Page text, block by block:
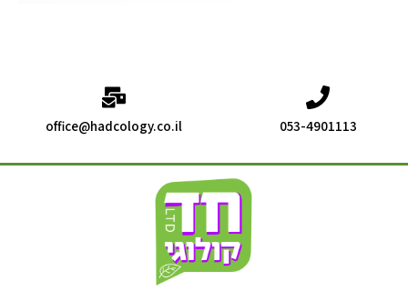
053-4901113
office@hadcology.co.il